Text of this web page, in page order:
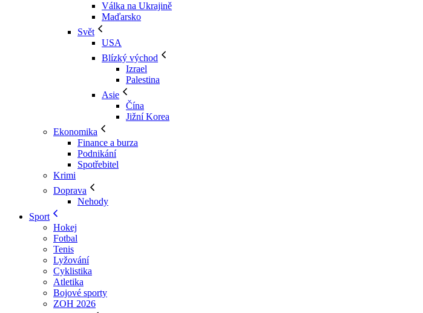
Válka na Ukrajině
Maďarsko
Svět
USA
Blízký východ
Izrael
Palestina
Asie
Čína
Jižní Korea
Ekonomika
Finance a burza
Podnikání
Spotřebitel
Krimi
Doprava
Nehody
Sport
Hokej
Fotbal
Tenis
Lyžování
Cyklistika
Atletika
Bojové sporty
ZOH 2026